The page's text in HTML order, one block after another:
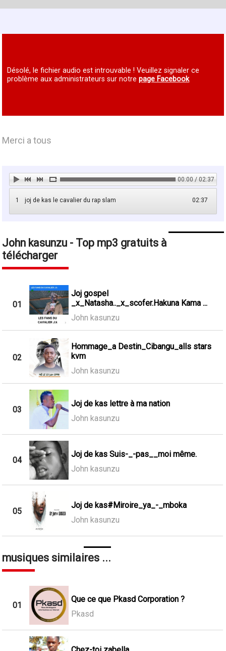
Désolé, le fichier audio est introuvable ! Veuillez signaler ce
problème aux administrateurs sur notrepage Facebook
Merci a tous
00:00 / 02:37
1 02:37
joj de kas le cavalier du rap slam
John kasunzu - Top mp3 gratuits à
télécharger
01
Joj gospel
_x_Natasha.._x_scofer.Hakuna Kama ...
John kasunzu
02
Hommage_a Destin_Cibangu_alls stars
kvm
John kasunzu
03
Joj de kas lettre à ma nation
John kasunzu
04
Joj de kas Suis-_-pas__moi même.
John kasunzu
05
Joj de kas#Miroire_ya_-_mboka
John kasunzu
musiques similaires ...
01
Que ce que Pkasd Corporation ?
Pkasd